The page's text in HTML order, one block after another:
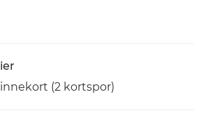
(2 kortspor)